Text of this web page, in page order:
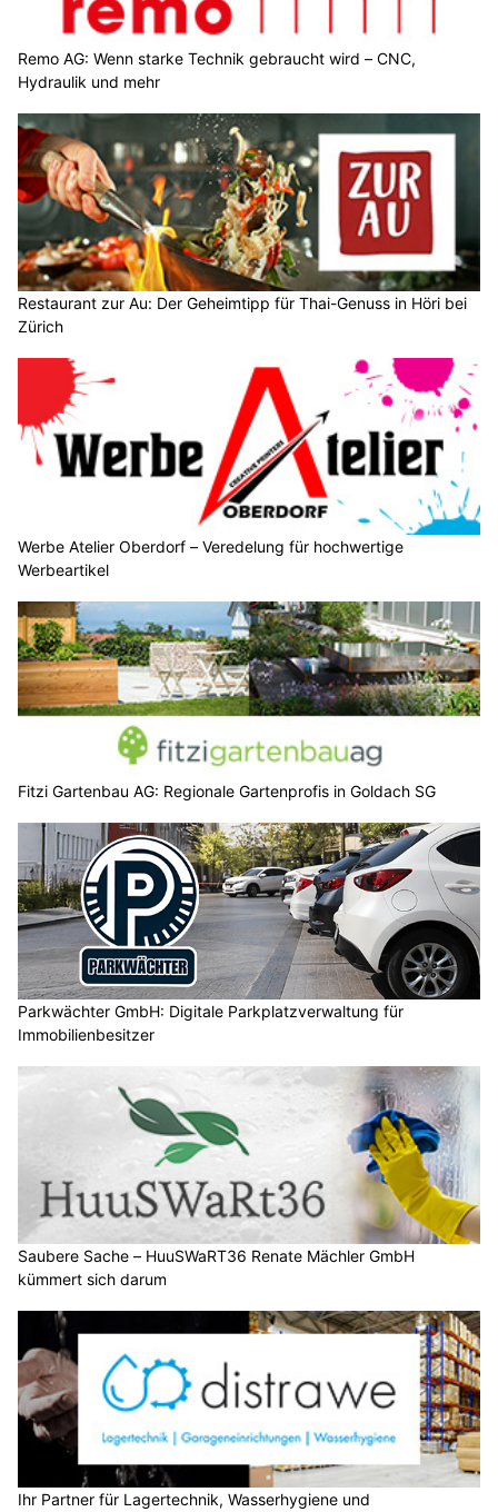
Remo AG: Wenn starke Technik gebraucht wird – CNC,
Hydraulik und mehr
Restaurant zur Au: Der Geheimtipp für Thai-Genuss in Höri bei
Zürich
Werbe Atelier Oberdorf – Veredelung für hochwertige
Werbeartikel
Fitzi Gartenbau AG: Regionale Gartenprofis in Goldach SG
Parkwächter GmbH: Digitale Parkplatzverwaltung für
Immobilienbesitzer
Saubere Sache – HuuSWaRT36 Renate Mächler GmbH
kümmert sich darum
Ihr Partner für Lagertechnik, Wasserhygiene und